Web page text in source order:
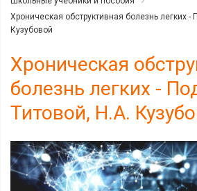
Хроническая обструктивная болезнь легких
Кузубовой
Хроническая
болезнь легких -
Титовой, Н.А.